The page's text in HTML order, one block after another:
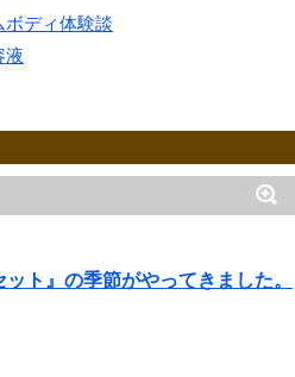
ボディ体験談
液
ット』の季節がやってきました。